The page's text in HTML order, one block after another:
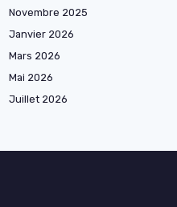
Novembre 2025
Janvier 2026
Mars 2026
Mai 2026
Juillet 2026